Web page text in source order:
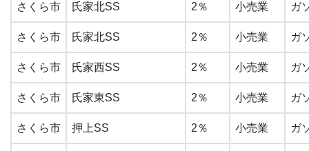
さくら市 氏家北SS 2％ 小売業 ガ
さくら市 氏家北SS 2％ 小売業 ガ
さくら市 氏家西SS 2％ 小売業 ガ
さくら市 氏家東SS 2％ 小売業 ガ
さくら市 押上SS 2％ 小売業 ガ